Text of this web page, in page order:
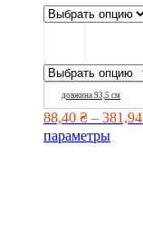
довжина 93,5 см
88,40 ₴ – 381,94
параметры